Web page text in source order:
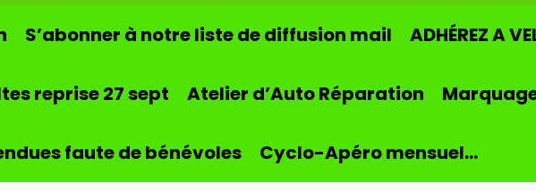
S’abonner à notre liste de diffusion mail ADHÉREZ A
reprise 27 sept Atelier d’Auto Réparation
faute de bénévoles Cyclo-Apéro mensuel…